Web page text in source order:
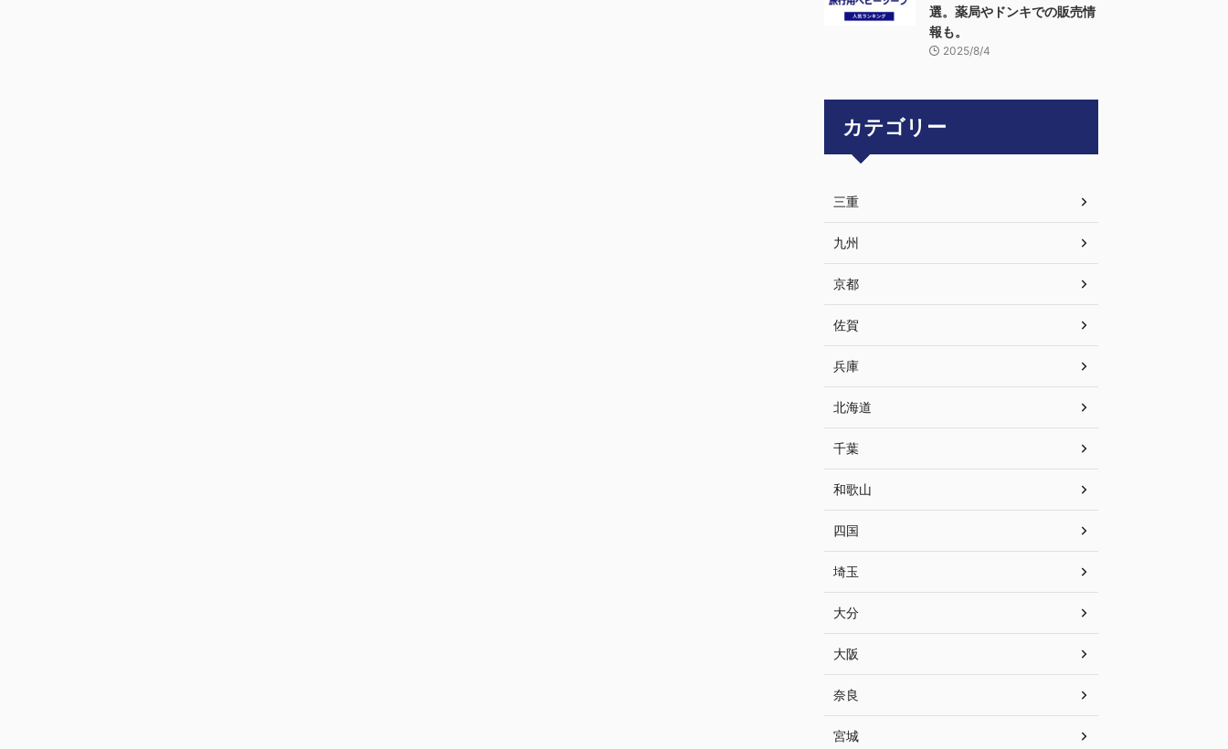
選。薬局やドンキでの販売情
報も。
2025/8/4
カテゴリー
三重
九州
京都
佐賀
兵庫
北海道
千葉
和歌山
四国
埼玉
大分
大阪
奈良
宮城